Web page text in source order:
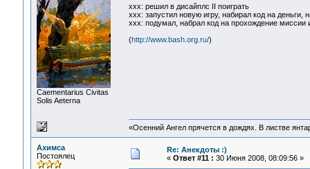
Сaementarius Civitas
Solis Aeterna
ххх: решил в дисайплс II поиграть
ххх: запустил новую игру, набирал код на деньги,
ххх: подумал, набрал код на прохождение миссии
(http://www.bash.org.ru/)
«Осенний Ангел прячется в дождях. В листве
Ахимса
Постоялец
Re: Анекдоты :)
« Ответ #11 : 30 Июня 2008, 08:09:56 »